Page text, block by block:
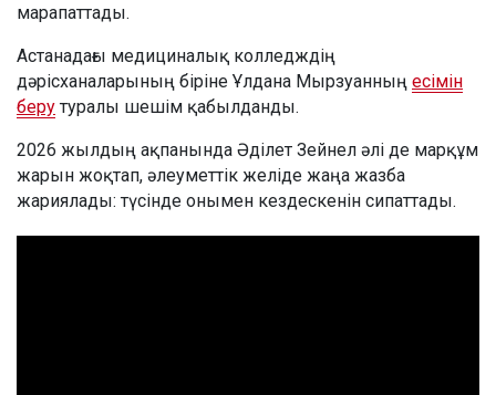
марапаттады.
Астанадағы медициналық колледждің
дәрісханаларының біріне Ұлдана Мырзуанның есімін
беру туралы шешім қабылданды.
2026 жылдың ақпанында Әділет Зейнел әлі де марқұм
жарын жоқтап, әлеуметтік желіде жаңа жазба
жариялады: түсінде онымен кездескенін сипаттады.